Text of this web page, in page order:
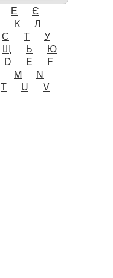
Е
Є
К
Л
С Т
У
Щ Ь
Ю
D E
F
M
N
T U
V